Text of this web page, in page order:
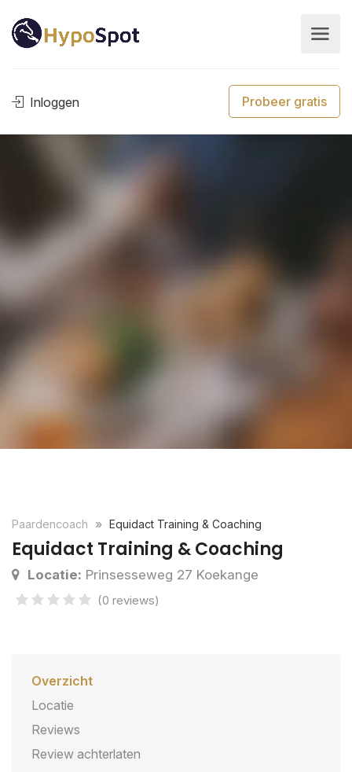
Inloggen Probeer gratis
Paardencoach Equidact Training & Coaching
Equidact Training & Coaching
Locatie: Prinsesseweg 27 Koekange
(0 reviews)
Overzicht
Locatie
Reviews
Review achterlaten